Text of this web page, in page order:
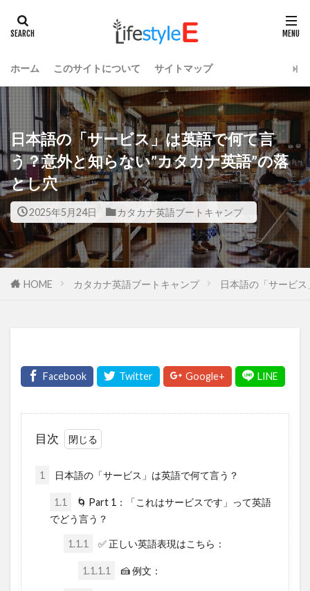
ホーム このサイトについて サイトマップ
日本語の「サービス」は英語で何て言
う？意外と知らない”カタカナ英語”の落
とし穴
2025年5月24日 カタカナ英語ブートキャンプ
HOME カタカナ英語ブートキャンプ 日本語の「サービ
目次
1 日本語の「サービス」は英語で何て言う？
1.1
🌀 Part 1：「これはサービスです」って英語
でどう言う？
1.1.1 ✅ 正しい英語表現はこちら：
1.1.1.1 🍰 例文：